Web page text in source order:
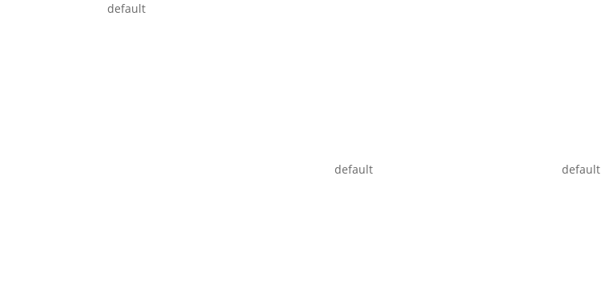
default
default default